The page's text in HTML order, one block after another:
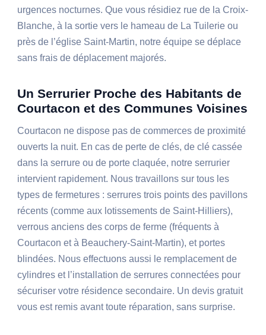
urgences nocturnes. Que vous résidiez rue de la Croix-
Blanche, à la sortie vers le hameau de La Tuilerie ou
près de l’église Saint-Martin, notre équipe se déplace
sans frais de déplacement majorés.
Un Serrurier Proche des Habitants de
Courtacon et des Communes Voisines
Courtacon ne dispose pas de commerces de proximité
ouverts la nuit. En cas de perte de clés, de clé cassée
dans la serrure ou de porte claquée, notre serrurier
intervient rapidement. Nous travaillons sur tous les
types de fermetures : serrures trois points des pavillons
récents (comme aux lotissements de Saint-Hilliers),
verrous anciens des corps de ferme (fréquents à
Courtacon et à Beauchery-Saint-Martin), et portes
blindées. Nous effectuons aussi le remplacement de
cylindres et l’installation de serrures connectées pour
sécuriser votre résidence secondaire. Un devis gratuit
vous est remis avant toute réparation, sans surprise.